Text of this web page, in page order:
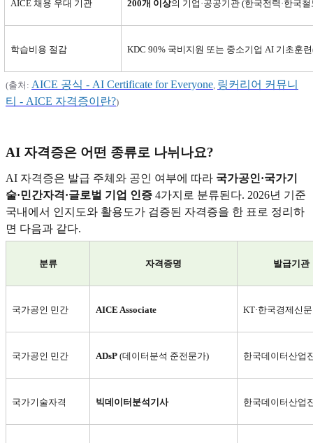
AICE채용 우대 기관 200개 이상의 기업·공공기관 (한국전력·한국
학습비용 절감 KDC 90% 국비지원 또는 중소기업 AI 기초훈
(출처: AICE 공식 - AI Certificate for Everyone 링커리어 커뮤니
티 - AICE 자격증이란?)
AI 자격증은 어떤 종류로 나뉘나요?
AI 자격증은 발급 주체와 공인 여부에 따라 국가공인·국가기
술·민간자격·글로벌 기업 인증 4가지로 분류된다. 2026년 기준
국내에서 인지도와 활용도가 검증된 자격증을 한 표로 정리하
면 다음과 같다.
분류 자격증명 발급기관
국가공인 민간 AICE Associate KT·한국경제신문
국가공인 민간 ADsP (데이터분석 준전문가) 한국데이터산업
국가기술자격 빅데이터분석기사 한국데이터산업